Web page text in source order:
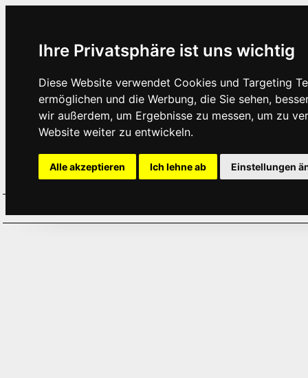
Ihre Privatsphäre ist uns wichtig
Diese Website verwendet Cookies und Targeting
ermöglichen und die Werbung, die Sie sehen,
wir außerdem, um Ergebnisse zu messen, um zu
Website weiter zu entwickeln.
Alle akzeptieren Ich lehne ab Einstellungen